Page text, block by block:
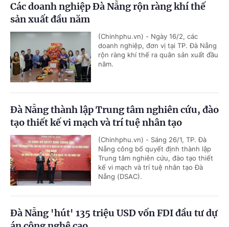
Các doanh nghiệp Đà Nẵng rộn ràng khí thế
sản xuất đầu năm
(Chinhphu.vn) - Ngày 16/2, các
doanh nghiệp, đơn vị tại TP. Đà Nẵng
rộn ràng khí thế ra quân sản xuất đầu
năm.
Đà Nẵng thành lập Trung tâm nghiên cứu, đào
tạo thiết kế vi mạch và trí tuệ nhân tạo
(Chinhphu.vn) - Sáng 26/1, TP. Đà
Nẵng công bố quyết định thành lập
Trung tâm nghiên cứu, đào tạo thiết
kế vi mạch và trí tuệ nhân tạo Đà
Nẵng (DSAC).
Đà Nẵng 'hút' 135 triệu USD vốn FDI đầu tư dự